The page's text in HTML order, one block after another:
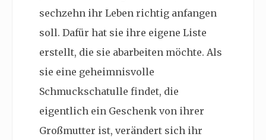
sechzehn ihr Leben richtig anfangen
soll. Dafür hat sie ihre eigene Liste
erstellt, die sie abarbeiten möchte. Als
sie eine geheimnisvolle
Schmuckschatulle findet, die
eigentlich ein Geschenk von ihrer
Großmutter ist, verändert sich ihr